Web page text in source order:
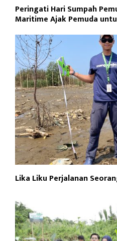
Peringati Hari Sumpah
Maritime Ajak Pemuda
Lika Liku Perjalanan